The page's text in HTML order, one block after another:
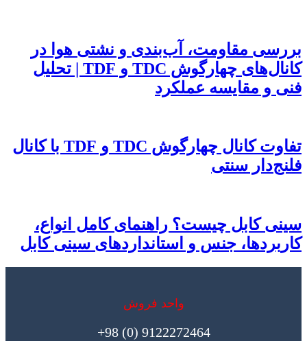
بررسی مقاومت، آب‌بندی و نشتی هوا در
کانال‌های چهارگوش TDC و TDF | تحلیل
فنی و مقایسه عملکرد
تفاوت کانال چهارگوش TDC و TDF با کانال
فلنج‌دار سنتی
سینی کابل چیست؟ راهنمای کامل انواع،
کاربردها، جنس و استانداردهای سینی کابل
واحد فروش
9122272464 (0) 98+